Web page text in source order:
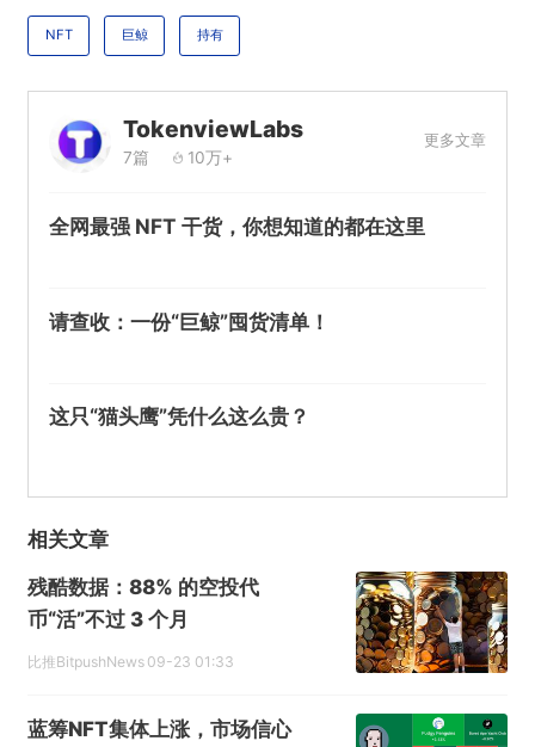
NFT 巨鲸 持有
TokenviewLabs
7篇 10万+
更多文章
全网最强 NFT 干货，你想知道的都在这里
请查收：一份“巨鲸”囤货清单！
这只“猫头鹰”凭什么这么贵？
相关文章
残酷数据：88% 的空投代
币“活”不过 3 个月
比推BitpushNews 09-23 01:33
蓝筹NFT集体上涨，市场信心